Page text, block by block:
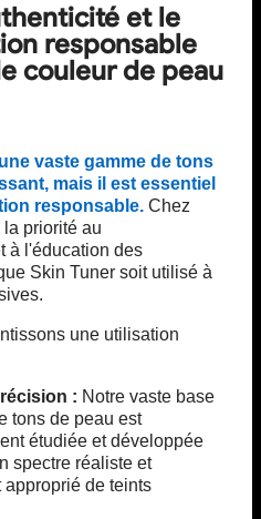
et le
responsable
couleur de peau
vaste gamme de tons
mais il est essentiel
responsable. Chez
priorité au
à l'éducation des
Skin Tuner soit utilisé à
une utilisation
: Notre vaste base
tons de peau est
étudiée et développée
spectre réaliste et
de teints